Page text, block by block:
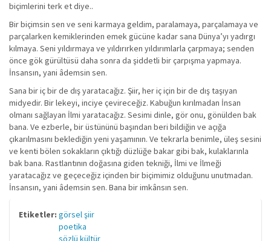
biçimlerini terk et diye..
Bir biçimsin sen ve seni karmaya geldim, paralamaya, parçalamaya ve
parçalarken kemiklerinden emek gücüne kadar sana Dünya’yı yadırgı
kılmaya. Seni yıldırmaya ve yıldırırken yıldırımlarla çarpmaya; senden
önce gök gürültüsü daha sonra da şiddetli bir çarpışma yapmaya.
İnsansın, yani âdemsin sen.
Sana bir iç bir de dış yaratacağız. Şiir, her iç için bir de dış taşıyan
midyedir. Bir lekeyi, inciye çevireceğiz. Kabuğun kırılmadan İnsan
olmanı sağlayan İlmi yaratacağız. Sesimi dinle, gör onu, gönülden bak
bana. Ve ezberle, bir üstününü başından beri bildiğin ve açığa
çıkarılmasını beklediğin yeni yaşamının. Ve tekrarla benimle, üleş sesini
ve kenti bölen sokakların çıktığı düzlüğe bakar gibi bak, kulaklarınla
bak bana. Rastlantının doğasına giden tekniği, İlmi ve İlmeği
yaratacağız ve geçeceğiz içinden bir biçimimiz olduğunu unutmadan.
İnsansın, yani âdemsin sen. Bana bir imkânsın sen.
Etiketler: görsel şiir
poetika
sözlü kültür